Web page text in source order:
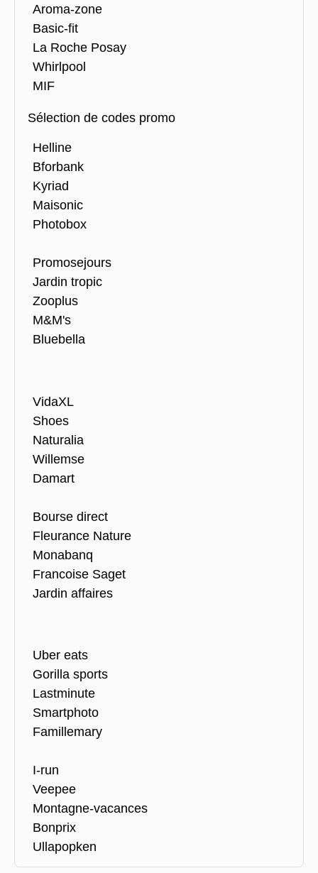
Aroma-zone
Basic-fit
La Roche Posay
Whirlpool
MIF
Sélection de codes promo
Helline
Bforbank
Kyriad
Maisonic
Photobox
Promosejours
Jardin tropic
Zooplus
M&M's
Bluebella
VidaXL
Shoes
Naturalia
Willemse
Damart
Bourse direct
Fleurance Nature
Monabanq
Francoise Saget
Jardin affaires
Uber eats
Gorilla sports
Lastminute
Smartphoto
Famillemary
I-run
Veepee
Montagne-vacances
Bonprix
Ullapopken